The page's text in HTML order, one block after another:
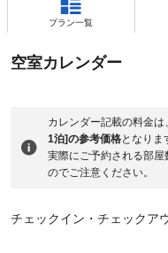
プラン一覧
空室カレンダー
カレンダー記載の料金
1泊]の参考価格となりま
実際にご予約される部
のでご注意ください。
チェックイン・チェックア